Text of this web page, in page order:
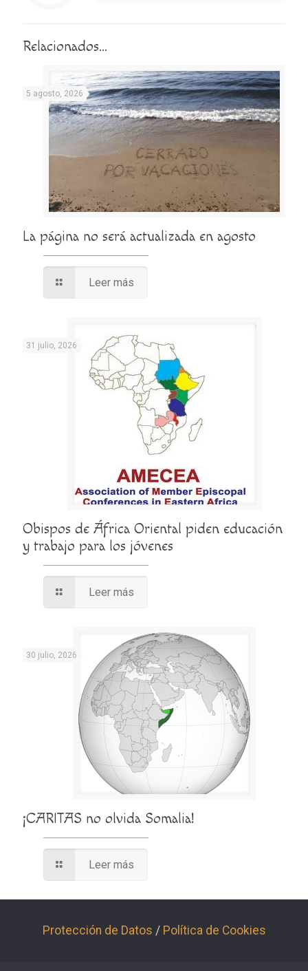
Relacionados...
5 agosto, 2026
La página no será actualizada en agosto
Leer más
31 julio, 2026
Obispos de África Oriental piden educación
y trabajo para los jóvenes
Leer más
30 julio, 2026
¡CARITAS no olvida Somalia!
Leer más
Protección de Datos / Política de Cookies